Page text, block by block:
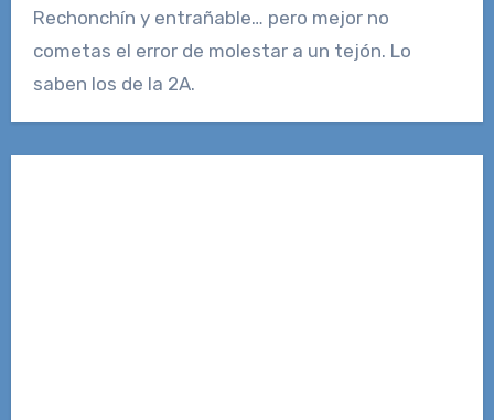
Rechonchín y entrañable… pero mejor no
cometas el error de molestar a un tejón. Lo
saben los de la 2A.